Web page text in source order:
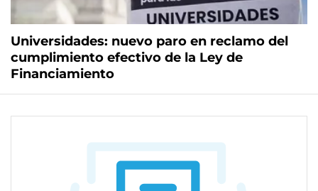
Universidades: nuevo paro en reclamo del
cumplimiento efectivo de la Ley de
Financiamiento